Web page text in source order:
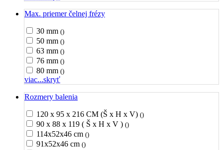
Max. priemer čelnej frézy
30 mm ()
50 mm ()
63 mm ()
76 mm ()
80 mm ()
viac...skryť
Rozmery balenia
120 x 95 x 216 CM (Š x H x V) ()
90 x 88 x 119 ( Š x H x V ) ()
114x52x46 cm ()
91x52x46 cm ()